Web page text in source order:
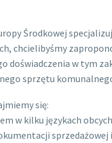
Środkowej
chcielibyśmy
doświadczenia w tym
sprzętu
się:
w kilku językach obcych
sprzedażowej